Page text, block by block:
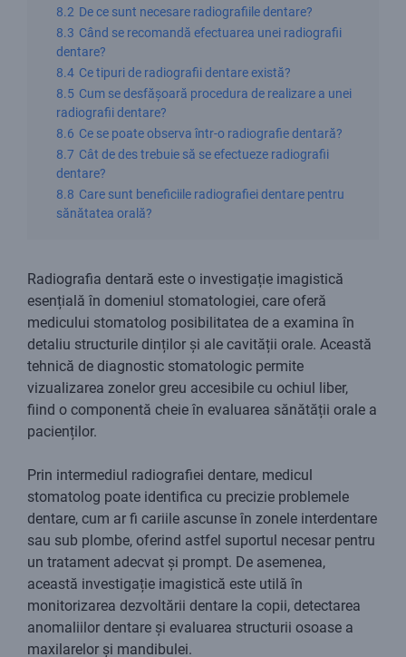
8.2 De ce sunt necesare radiografiile dentare?
8.3 Când se recomandă efectuarea unei radiografii
dentare?
8.4 Ce tipuri de radiografii dentare există?
8.5 Cum se desfășoară procedura de realizare a unei
radiografii dentare?
8.6 Ce se poate observa într-o radiografie dentară?
8.7 Cât de des trebuie să se efectueze radiografii
dentare?
8.8 Care sunt beneficiile radiografiei dentare pentru
sănătatea orală?
Radiografia dentară este o investigație imagistică
esențială în domeniul stomatologiei, care oferă
medicului stomatolog posibilitatea de a examina în
detaliu structurile dinților și ale cavității orale. Această
tehnică de diagnostic stomatologic permite
vizualizarea zonelor greu accesibile cu ochiul liber,
fiind o componentă cheie în evaluarea sănătății orale a
pacienților.
Prin intermediul radiografiei dentare, medicul
stomatolog poate identifica cu precizie problemele
dentare, cum ar fi cariile ascunse în zonele interdentare
sau sub plombe, oferind astfel suportul necesar pentru
un tratament adecvat și prompt. De asemenea,
această investigație imagistică este utilă în
monitorizarea dezvoltării dentare la copii, detectarea
anomaliilor dentare și evaluarea structurii osoase a
maxilarelor și mandibulei.